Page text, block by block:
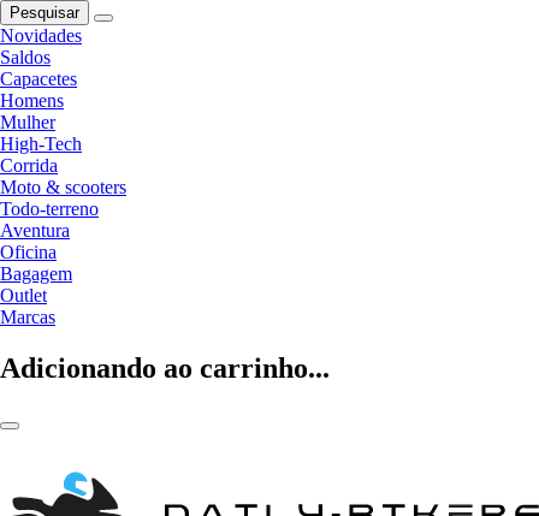
Pesquisar
Novidades
Saldos
Capacetes
Homens
Mulher
High-Tech
Corrida
Moto & scooters
Todo-terreno
Aventura
Oficina
Bagagem
Outlet
Marcas
Adicionando ao carrinho...